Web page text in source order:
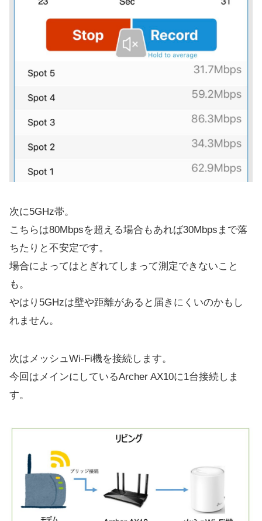
次に5GHz帯。
こちらは80Mbpsを超える場合もあれば30Mbpsまで落
ちたりと不安定です。
場合によってはとぎれてしまって測定できないこと
も。
やはり5GHzは壁や距離があると届きにくいのかもし
れません。
次はメッシュWi-Fi機を接続します。
今回はメインにしているArcher AX10に1台接続しま
す。